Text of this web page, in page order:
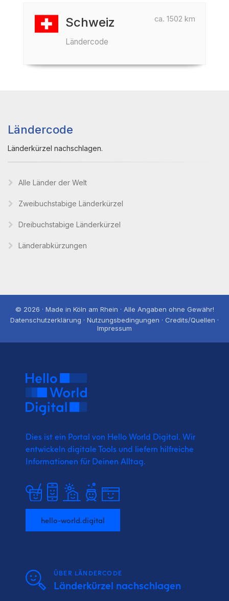
ca. 1502 km
Schweiz
Ländercode
Ländercode
Länderkürzel nachschlagen.
Alle Länder der Welt
Zweibuchstabige Länderkürzel
Dreibuchstabige Länderkürzel
Länderabkürzungen
© 2026 · Made in Köln am Rhein · Alle Angaben ohne Gewähr!
Datenschutzerklärung · Nutzungsbedingungen · Credits/Quellen ·
Impressum
Dies ist ein Portal von Hello World Digital. Wir
entwickeln digitale Tools und liefern hilfreiche
Informationen für Deinen Alltag.
hello-world.digital
ÜBER LÄNDERCODE
Länderkürzel nachschlagen